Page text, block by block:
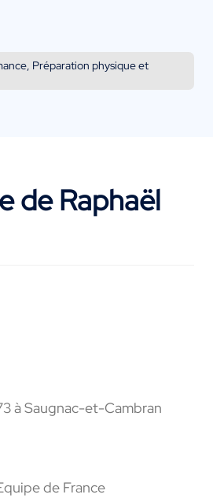
Préparation physique et
de Raphaël
à Saugnac-et-Cambran
de France